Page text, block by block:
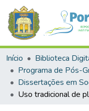
Início